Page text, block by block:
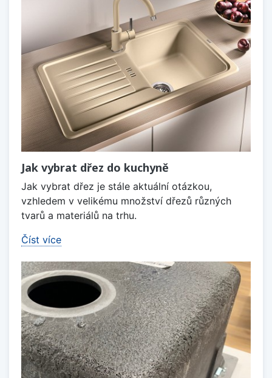
Jak vybrat dřez do kuchyně
Jak vybrat dřez je stále aktuální otázkou,
vzhledem v velikému množství dřezů různých
tvarů a materiálů na trhu.
Číst více